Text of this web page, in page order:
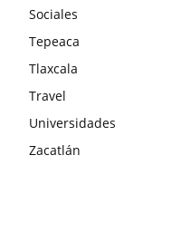
Sociales
Tepeaca
Tlaxcala
Travel
Universidades
Zacatlán